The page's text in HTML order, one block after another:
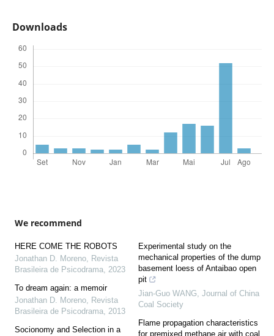
Downloads
We recommend
HERE COME THE ROBOTS
Jonathan D. Moreno, Revista
Brasileira de Psicodrama, 2023
To dream again: a memoir
Jonathan D. Moreno, Revista
Brasileira de Psicodrama, 2013
Socionomy and Selection in a
Experimental study on the
mechanical properties of the dump
basement loess of Antaibao open
pit
Jian-Guo WANG, Journal of China
Coal Society
Flame propagation characteristics
for premixed methane air with coal